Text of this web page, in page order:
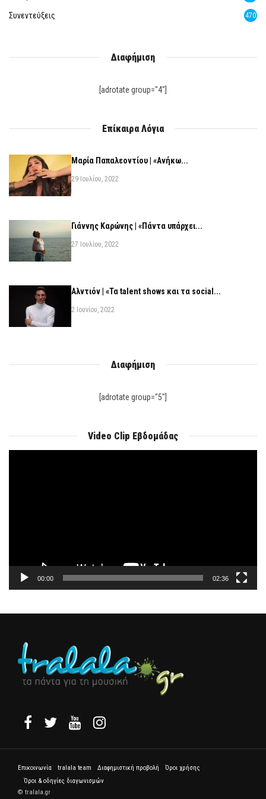
Συνεντεύξεις 470
Διαφήμιση
[adrotate group="4"]
Επίκαιρα Λόγια
Μαρία Παπαλεοντίου | «Ανήκω...
29 Ιουλίου, 2022
Γιάννης Καρώνης | «Πάντα υπάρχει...
27 Ιουλίου, 2022
Αλντιόν | «Τα talent shows και τα social...
2 Ιουνίου, 2022
Διαφήμιση
[adrotate group="5"]
Video Clip Εβδομάδας
00:00 02:36
Επικοινωνία tralala team Διαφημιστική προβολή
Όροι χρήσης
Όροι & οδηγίες διαγωνισμών
© tralala.gr